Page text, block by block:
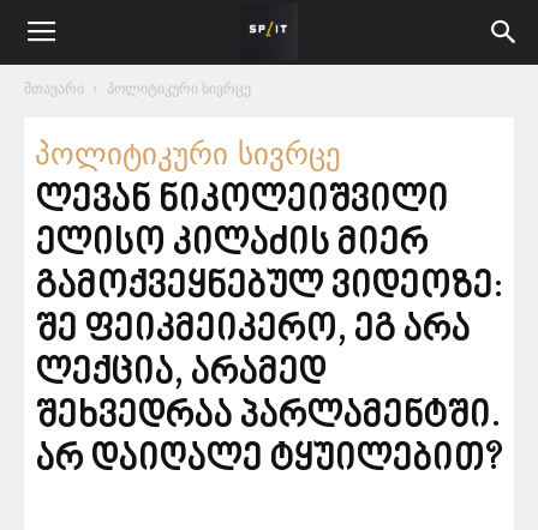
მთავარი პოლიტიკური სივრცე
პოლიტიკური სივრცე
ლევან ნიკოლეიშვილი
ელისო კილაძის მიერ
გამოქვეყნებულ ვიდეოზე:
შე ფეიკმეიკერო, ეგ არა
ლექცია, არამედ
შეხვედრაა პარლამენტში.
არ დაიღალე ტყუილებით?